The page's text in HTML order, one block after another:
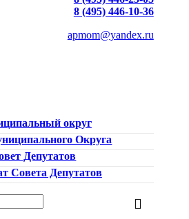
8 (495) 446-10-36
apmom@yandex.ru
округ
Округа
Депутатов
Совета Депутатов